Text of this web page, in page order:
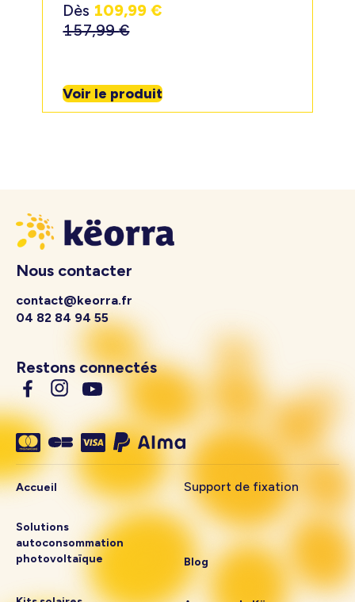
Dès 109,99€
157,99€
Voir le produit
Nous contacter
contact@keorra.fr
04 82 84 94 55
Restons connectés
Accueil
Solutions
autoconsommation
photovoltaïque
Support de fixation
Blog